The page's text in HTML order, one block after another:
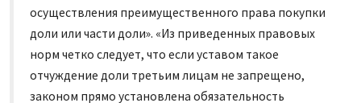
осуществления преимущественного права покупки
доли или части доли». «Из приведенных правовых
норм четко следует, что если уставом такое
отчуждение доли третьим лицам не запрещено,
законом прямо установлена обязательность